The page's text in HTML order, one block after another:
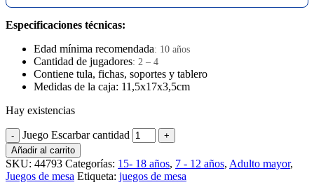
Especificaciones técnicas:
Edad mínima recomendada: 10 años
Cantidad de jugadores: 2 – 4
Contiene tula, fichas, soportes y tablero
Medidas de la caja: 11,5x17x3,5cm
Hay existencias
Juego Escarbar cantidad
Añadir al carrito
SKU: 44793 Categorías: 15- 18 años, 7 - 12 años, Adulto mayor,
Juegos de mesa Etiqueta: juegos de mesa